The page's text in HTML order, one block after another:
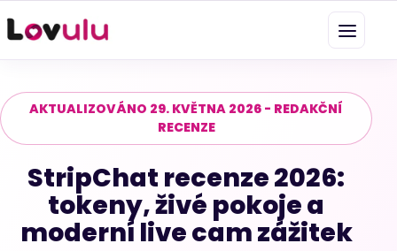
AKTUALIZOVÁNO 29. KVĚTNA 2026 - REDAKČNÍ
RECENZE
StripChat recenze 2026:
tokeny, živé pokoje a
moderní live cam zážitek